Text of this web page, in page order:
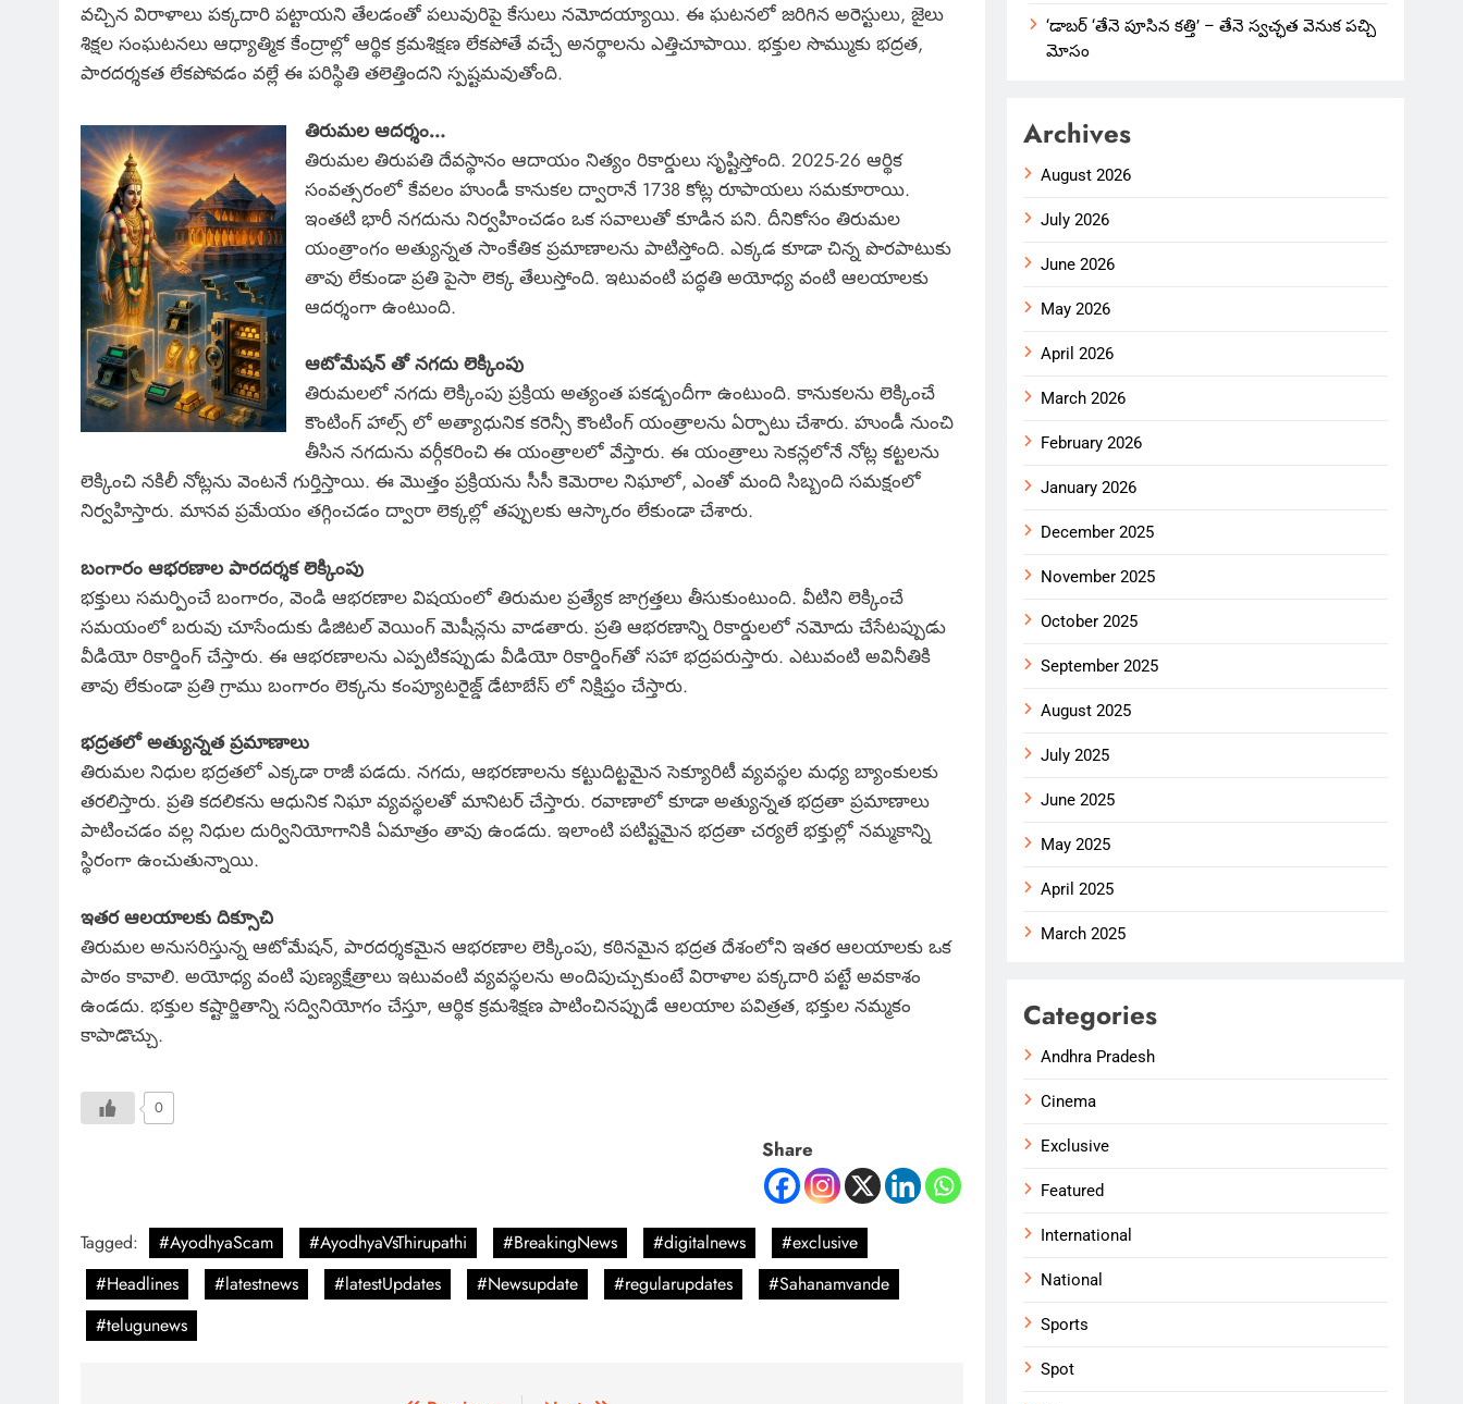
వచ్చిన విరాళాలు పక్కదారి పట్టాయని తేలడంతో పలువురిపై కేసులు నమోదయ్యాయి. ఈ ఘటనలో జరిగిన అరెస్టులు, జైలు
శిక్షల సంఘటనలు ఆధ్యాత్మిక కేంద్రాల్లో ఆర్థిక క్రమశిక్షణ లేకపోతే వచ్చే అనర్థాలను ఎత్తిచూపాయి. భక్తుల సొమ్ముకు భద్రత,
పారదర్శకత లేకపోవడం వల్లే ఈ పరిస్థితి తలెత్తిందని స్పష్టమవుతోంది.
తిరుమల ఆదర్శం…
తిరుమల తిరుపతి దేవస్థానం ఆదాయం నిత్యం రికార్డులు సృష్టిస్తోంది. 2025-26 ఆర్థిక
సంవత్సరంలో కేవలం హుండీ కానుకల ద్వారానే 1738 కోట్ల రూపాయలు సమకూరాయి.
ఇంతటి భారీ నగదును నిర్వహించడం ఒక సవాలుతో కూడిన పని. దీనికోసం తిరుమల
యంత్రాంగం అత్యున్నత సాంకేతిక ప్రమాణాలను పాటిస్తోంది. ఎక్కడ కూడా చిన్న పొరపాటుకు
తావు లేకుండా ప్రతి పైసా లెక్క తేలుస్తోంది. ఇటువంటి పద్ధతి అయోధ్య వంటి ఆలయాలకు
ఆదర్శంగా ఉంటుంది.
ఆటోమేషన్ తో నగదు లెక్కింపు
తిరుమలలో నగదు లెక్కింపు ప్రక్రియ అత్యంత పకడ్బందీగా ఉంటుంది. కానుకలను లెక్కించే
కౌంటింగ్ హాల్స్ లో అత్యాధునిక కరెన్సీ కౌంటింగ్ యంత్రాలను ఏర్పాటు చేశారు. హుండీ నుంచి
తీసిన నగదును వర్గీకరించి ఈ యంత్రాలలో వేస్తారు. ఈ యంత్రాలు సెకన్లలోనే నోట్ల కట్టలను
లెక్కించి నకిలీ నోట్లను వెంటనే గుర్తిస్తాయి. ఈ మొత్తం ప్రక్రియను సీసీ కెమెరాల నిఘాలో, ఎంతో మంది సిబ్బంది సమక్షంలో
నిర్వహిస్తారు. మానవ ప్రమేయం తగ్గించడం ద్వారా లెక్కల్లో తప్పులకు ఆస్కారం లేకుండా చేశారు.
బంగారం ఆభరణాల పారదర్శక లెక్కింపు
భక్తులు సమర్పించే బంగారం, వెండి ఆభరణాల విషయంలో తిరుమల ప్రత్యేక జాగ్రత్తలు తీసుకుంటుంది. వీటిని లెక్కించే
సమయంలో బరువు చూసేందుకు డిజిటల్ వెయింగ్ మెషీన్లను వాడతారు. ప్రతి ఆభరణాన్ని రికార్డులలో నమోదు చేసేటప్పుడు
వీడియో రికార్డింగ్ చేస్తారు. ఈ ఆభరణాలను ఎప్పటికప్పుడు వీడియో రికార్డింగ్‌తో సహా భద్రపరుస్తారు. ఎటువంటి అవినీతికి
తావు లేకుండా ప్రతి గ్రాము బంగారం లెక్కను కంప్యూటరైజ్డ్ డేటాబేస్ లో నిక్షిప్తం చేస్తారు.
భద్రతలో అత్యున్నత ప్రమాణాలు
తిరుమల నిధుల భద్రతలో ఎక్కడా రాజీ పడదు. నగదు, ఆభరణాలను కట్టుదిట్టమైన సెక్యూరిటీ వ్యవస్థల మధ్య బ్యాంకులకు
తరలిస్తారు. ప్రతి కదలికను ఆధునిక నిఘా వ్యవస్థలతో మానిటర్ చేస్తారు. రవాణాలో కూడా అత్యున్నత భద్రతా ప్రమాణాలు
పాటించడం వల్ల నిధుల దుర్వినియోగానికి ఏమాత్రం తావు ఉండదు. ఇలాంటి పటిష్టమైన భద్రతా చర్యలే భక్తుల్లో నమ్మకాన్ని
స్థిరంగా ఉంచుతున్నాయి.
ఇతర ఆలయాలకు దిక్సూచి
తిరుమల అనుసరిస్తున్న ఆటోమేషన్, పారదర్శకమైన ఆభరణాల లెక్కింపు, కఠినమైన భద్రత దేశంలోని ఇతర ఆలయాలకు ఒక
పాఠం కావాలి. అయోధ్య వంటి పుణ్యక్షేత్రాలు ఇటువంటి వ్యవస్థలను అందిపుచ్చుకుంటే విరాళాల పక్కదారి పట్టే అవకాశం
ఉండదు. భక్తుల కష్టార్జితాన్ని సద్వినియోగం చేస్తూ, ఆర్థిక క్రమశిక్షణ పాటించినప్పుడే ఆలయాల పవిత్రత, భక్తుల నమ్మకం
కాపాడొచ్చు.
0
Share
Tagged: #AyodhyaScam #AyodhyaVsThirupathi #BreakingNews #digitalnews
#exclusive
#Headlines
#latestnews #latestUpdates #Newsupdate #regularupdates
#Sahanamvande
#telugunews
‘డాబర్ ‘తేనె పూసిన కత్తి’ – తేనె స్వచ్ఛత వెనుక పచ్చి
మోసం
Archives
August 2026
July 2026
June 2026
May 2026
April 2026
March 2026
February 2026
January 2026
December 2025
November 2025
October 2025
September 2025
August 2025
July 2025
June 2025
May 2025
April 2025
March 2025
Categories
Andhra Pradesh
Cinema
Exclusive
Featured
International
National
Sports
Spot